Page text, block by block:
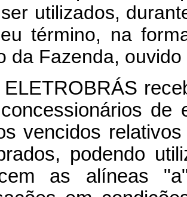
utilizados,
término, na
da Fazenda,
ELETROBRÁS
de
vencidos
podendo
as alíneas